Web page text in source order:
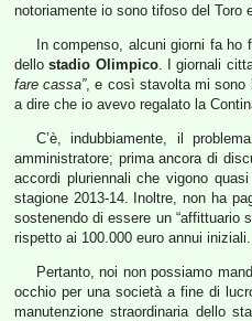
notoriamente io sono tifoso del Toro
In compenso, alcuni giorni fa
dellostadio Olimpico. I giornali
fare cassa”, e così stavolta mi sono
a dire che io avevo regalato la
C’è, indubbiamente, il
amministratore; prima ancora di
accordi pluriennali che vigono
stagione 2013-14. Inoltre, non ha
sostenendo di essere un “affittuario
rispetto ai 100.000 euro annui iniziali.
Pertanto, noi non possiamo
occhio per una società a fine di
manutenzione straordinaria dello